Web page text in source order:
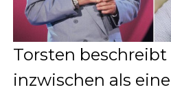
Torsten beschreibt
inzwischen als